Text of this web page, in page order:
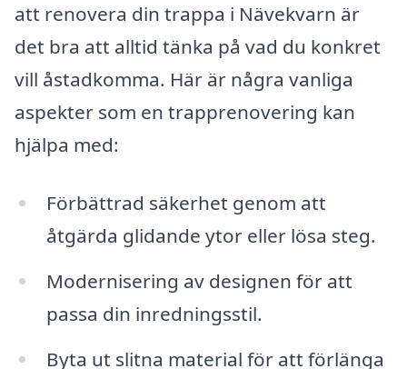
att renovera din trappa i Nävekvarn är
det bra att alltid tänka på vad du konkret
vill åstadkomma. Här är några vanliga
aspekter som en trapprenovering kan
hjälpa med:
Förbättrad säkerhet genom att
åtgärda glidande ytor eller lösa steg.
Modernisering av designen för att
passa din inredningsstil.
Byta ut slitna material för att förlänga